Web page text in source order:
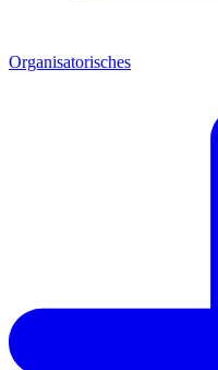
Organisatorisches